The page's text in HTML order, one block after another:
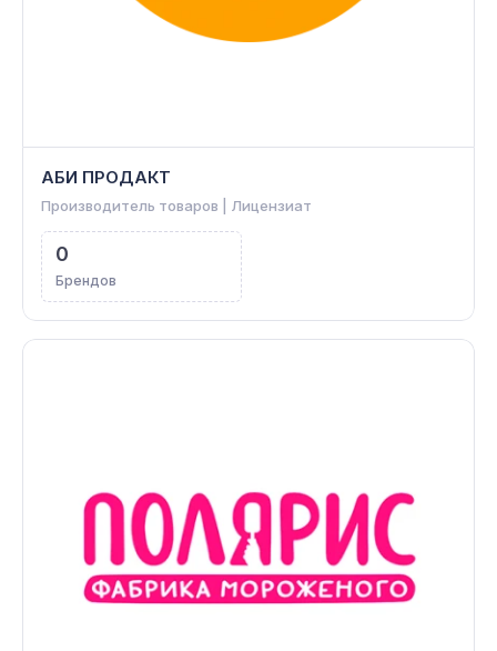
АБИ ПРОДАКТ
Производитель товаров | Лицензиат
0
Брендов